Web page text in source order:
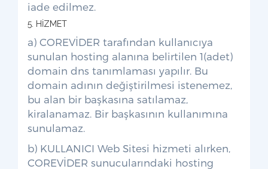
iade edilmez.
5. HİZMET
a) COREVİDER tarafından kullanıcıya
sunulan hosting alanına belirtilen 1(adet)
domain dns tanımlaması yapılır. Bu
domain adının değiştirilmesi istenemez,
bu alan bir başkasına satılamaz,
kiralanamaz. Bir başkasının kullanımına
sunulamaz.
b) KULLANICI Web Sitesi hizmeti alırken,
COREVİDER sunucularındaki hosting